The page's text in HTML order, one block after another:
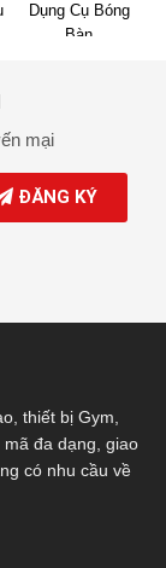
Dụng Cụ Bóng
Bàn
mại
ĐĂNG KÝ
thiết bị Gym,
đa dạng, giao
có nhu cầu về